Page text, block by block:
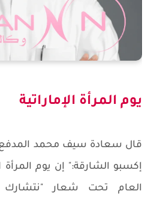
يوم المرأة الإماراتية
قال سعادة سيف محمد المدفع
إكسبو الشارقة:" إن يوم المرأة
العام تحت شعار "نتشارك